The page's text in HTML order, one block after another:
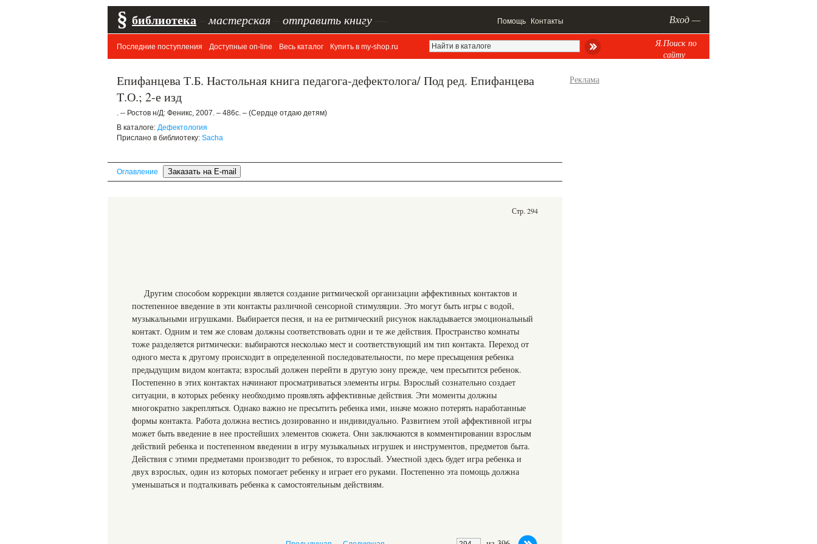
§ библиотека мастерская отправить книгу Помощь Контакты Вход —
Последние поступления Доступные on-line Весь каталог Купить в my-shop.ru
Я.Поиск по
сайту
Епифанцева Т.Б. Настольная книга педагога-дефектолога/ Под ред. Епифанцева
Т.О.; 2-е изд
. -- Ростов н/Д: Феникс, 2007. – 486с. – (Сердце отдаю детям)
В каталоге: Дефектология
Прислано в библиотеку: Sacha
Оглавление
Стр. 294
Другим способом коррекции является создание ритмической организации аффективных контактов и
постепенное введение в эти контакты различной сенсорной стимуляции. Это могут быть игры с водой,
музыкальными игрушками. Выбирается песня, и на ее ритмический рисунок накладывается эмоциональный
контакт. Одним и тем же словам должны соответствовать одни и те же действия. Пространство комнаты
тоже разделяется ритмически: выбираются несколько мест и соответствующий им тип контакта. Переход от
одного места к другому происходит в определенной последовательности, по мере пресыщения ребенка
предыдущим видом контакта; взрослый должен перейти в другую зону прежде, чем пресытится ребенок.
Постепенно в этих контактах начинают просматриваться элементы игры. Взрослый сознательно создает
ситуации, в которых ребенку необходимо проявлять аффективные действия. Эти моменты должны
многократно закрепляться. Однако важно не пресытить ребенка ими, иначе можно потерять наработанные
формы контакта. Работа должна вестись дозированно и индивидуально. Развитием этой аффективной игры
может быть введение в нее простейших элементов сюжета. Они заключаются в комментировании взрослым
действий ребенка и постепенном введении в игру музыкальных игрушек и инструментов, предметов быта.
Действия с этими предметами производит то ребенок, то взрослый. Уместной здесь будет игра ребенка и
двух взрослых, один из которых помогает ребенку и играет его руками. Постепенно эта помощь должна
уменьшаться и подталкивать ребенка к самостоятельным действиям.
Реклама